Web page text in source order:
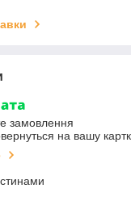
замовлення
на вашу